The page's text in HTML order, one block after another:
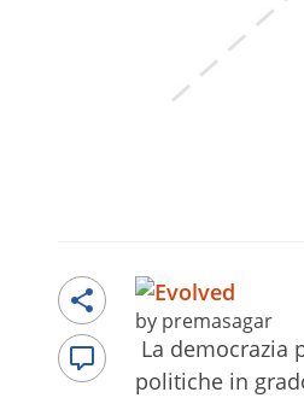
by premasagar
La democrazia
politiche in